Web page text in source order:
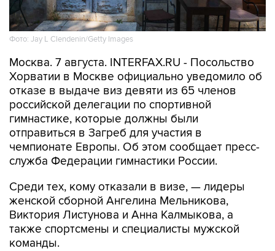
Фото: Jay L Clendenin/Getty Images
Москва. 7 августа. INTERFAX.RU - Посольство
Хорватии в Москве официально уведомило об
отказе в выдаче виз девяти из 65 членов
российской делегации по спортивной
гимнастике, которые должны были
отправиться в Загреб для участия в
чемпионате Европы. Об этом сообщает пресс-
служба Федерации гимнастики России.
Среди тех, кому отказали в визе, — лидеры
женской сборной Ангелина Мельникова,
Виктория Листунова и Анна Калмыкова, а
также спортсмены и специалисты мужской
команды.